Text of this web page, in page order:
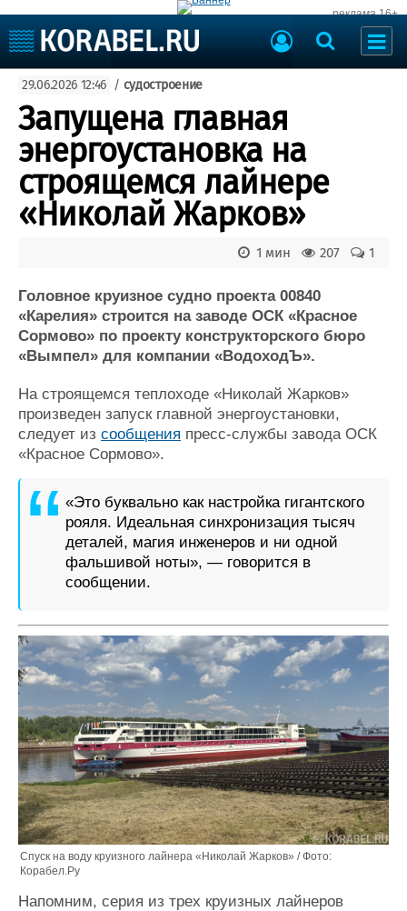
реклама 16+
Судоходство
Судоремонт
События
Пресс-релизы
Порты
Рыболовство
ВМФ
Образование
Яхты и катера
Еще
Пульс
Новости
Компании
Репутация
Крюинг
Журнал
Реклама
Доска объявлений
Продажа флота
Оборудование
Изделия
Услуги
Конференции
Выставки и семинары
Личности
Словарь
Флот
Галерея флота
Форум
Отзывы
29.06.2026 12:46 / судостроение
Запущена главная
энергоустановка на
строящемся лайнере
«Николай Жарков»
1
207
1 мин
Головное круизное судно проекта 00840
«Карелия» строится на заводе ОСК «Красное
Сормово» по проекту конструкторского бюро
«Вымпел» для компании «ВодоходЪ».
На строящемся теплоходе «Николай Жарков»
произведен запуск главной энергоустановки,
следует из сообщения пресс-службы завода ОСК
«Красное Сормово».
«Это буквально как настройка гигантского
рояля. Идеальная синхронизация тысяч
деталей, магия инженеров и ни одной
фальшивой ноты», — говорится в
сообщении.
Спуск на воду круизного лайнера «Николай Жарков» / Фото:
Корабел.Ру
Напомним, серия из трех круизных лайнеров